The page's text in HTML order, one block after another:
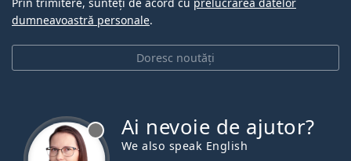
Doresc noutăți
dumneavoastră personale.
Ai nevoie de ajutor?
We also speak English